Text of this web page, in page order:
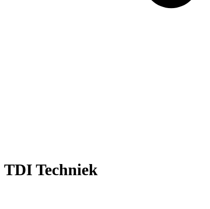
TDI Techniek